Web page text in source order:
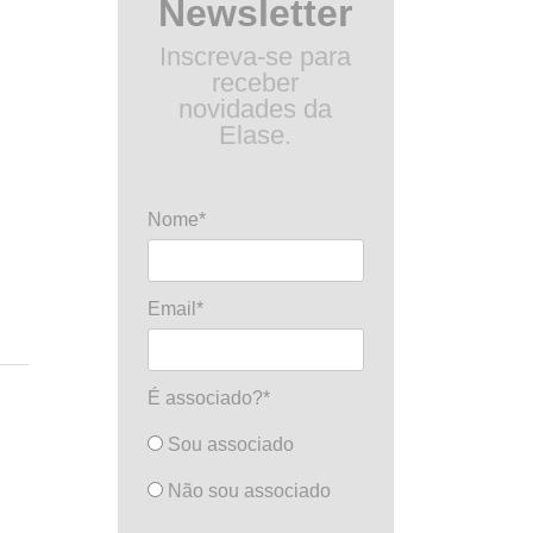
Newsletter
Inscreva-se para
receber
novidades da
Elase.
Nome*
Email*
É associado?*
Sou associado
Não sou associado